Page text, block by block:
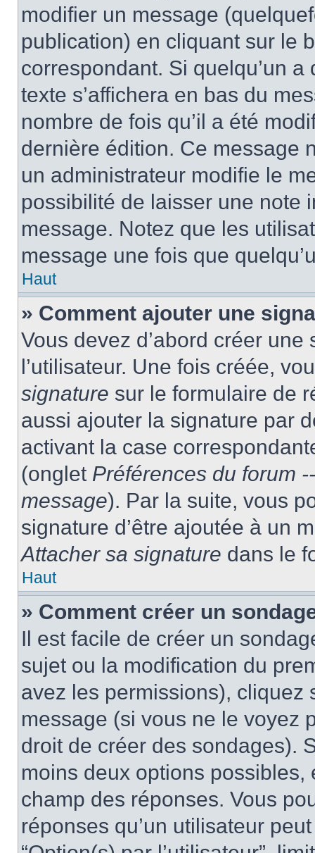
modifier un message
publication) en cliquant sur le
correspondant. Si quelqu’un
texte s’affichera en bas du
nombre de fois qu’il a été
dernière édition. Ce message
un administrateur modifie le
possibilité de laisser une note
message. Notez que les
message une fois que
Haut
» Comment ajouter une
Vous devez d’abord créer
l’utilisateur. Une fois créée,
signature sur le formulaire de
aussi ajouter la signature par
activant la case
(onglet Préférences du forum
message). Par la suite, vous
signature d’être ajoutée à un
Attacher sa signature dans le
Haut
» Comment créer un
Il est facile de créer un
sujet ou la modification du
avez les permissions), cliquez
message (si vous ne le voyez
droit de créer des sondages).
moins deux options
champ des réponses. Vous
réponses qu’un utilisateur